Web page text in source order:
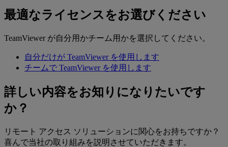
最適なライセンスをお選びください
TeamViewer が自分用かチーム用かを選択してください。
自分だけが TeamViewer を使用します
チームで TeamViewer を使用します
詳しい内容をお知りになりたいです
か？
リモート アクセス ソリューションに関心をお持ちですか？
喜んで当社の取り組みを説明させていただきます。